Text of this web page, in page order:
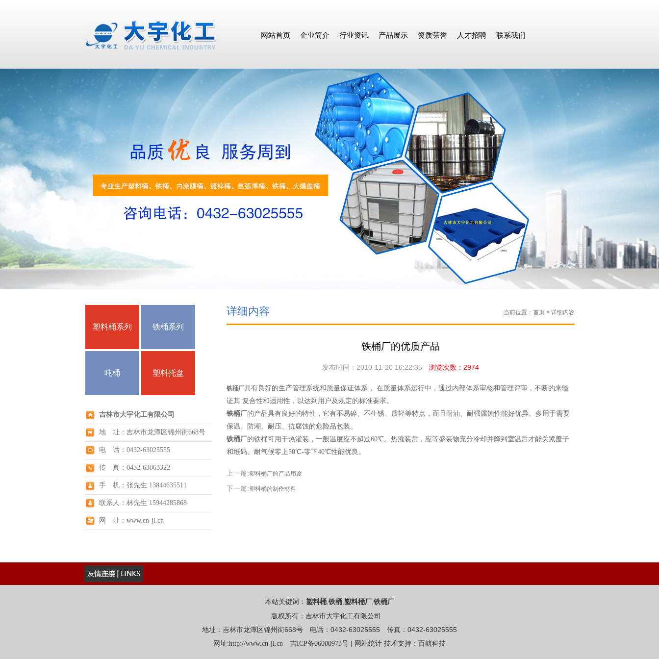
网站首页 企业简介 行业资讯 产品展示 资质荣誉 人才招聘 联系我们
塑料桶系列 铁桶系列
吨桶 塑料托盘
吉林市大宇化工有限公司
地 址：吉林市龙潭区锦州街668号
电 话：0432-63025555
传 真：0432-63063322
手 机：张先生 13844635511
联系人：林先生 15944285868
网 址：www.cn-jl.cn
详细内容 当前位置：首页 > 详细内容
铁桶厂的优质产品
发布时间：2010-11-20 16:22:35 浏览次数：2974
铁桶厂具有良好的生产管理系统和质量保证体系， 在质量体系运行中，通过内部体系审核和管理评审，不断的来验
证其 复合性和适用性，以达到用户及规定的标准要求。
铁桶厂的产品具有良好的特性，它有不易碎、不生锈、质轻等特点，而且耐油、耐强腐蚀性能好优异。多用于需要
保温、防潮、耐压、抗腐蚀的危险品包装。
铁桶厂的铁桶可用于热灌装，一般温度应不超过60℃。热灌装后，应等盛装物充分冷却并降到室温后才能关紧盖子
和堆码。耐气候零上50℃-零下40℃性能优良。
上一篇:塑料桶厂的产品用途
下一篇:塑料桶的制作材料
本站关键词： 塑料桶 铁桶 塑料桶厂 铁桶厂
版权所有：吉林市大宇化工有限公司
地址：吉林市龙潭区锦州街668号 电话：0432-63025555 传真：0432-63025555
网址:http://www.cn-jl.cn 吉ICP备06000973号 | 网站统计 技术支持：百航科技